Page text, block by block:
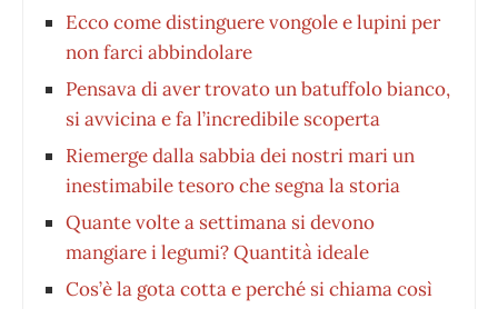
Ecco come distinguere vongole e lupini per
non farci abbindolare
Pensava di aver trovato un batuffolo bianco,
si avvicina e fa l’incredibile scoperta
Riemerge dalla sabbia dei nostri mari un
inestimabile tesoro che segna la storia
Quante volte a settimana si devono
mangiare i legumi? Quantità ideale
Cos’è la gota cotta e perché si chiama così